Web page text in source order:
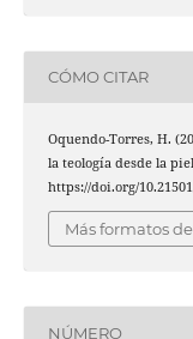
CÓMO CITAR
Oquendo-Torres, H.
la teología desde la
https://doi.org/
Más formatos
NÚMERO